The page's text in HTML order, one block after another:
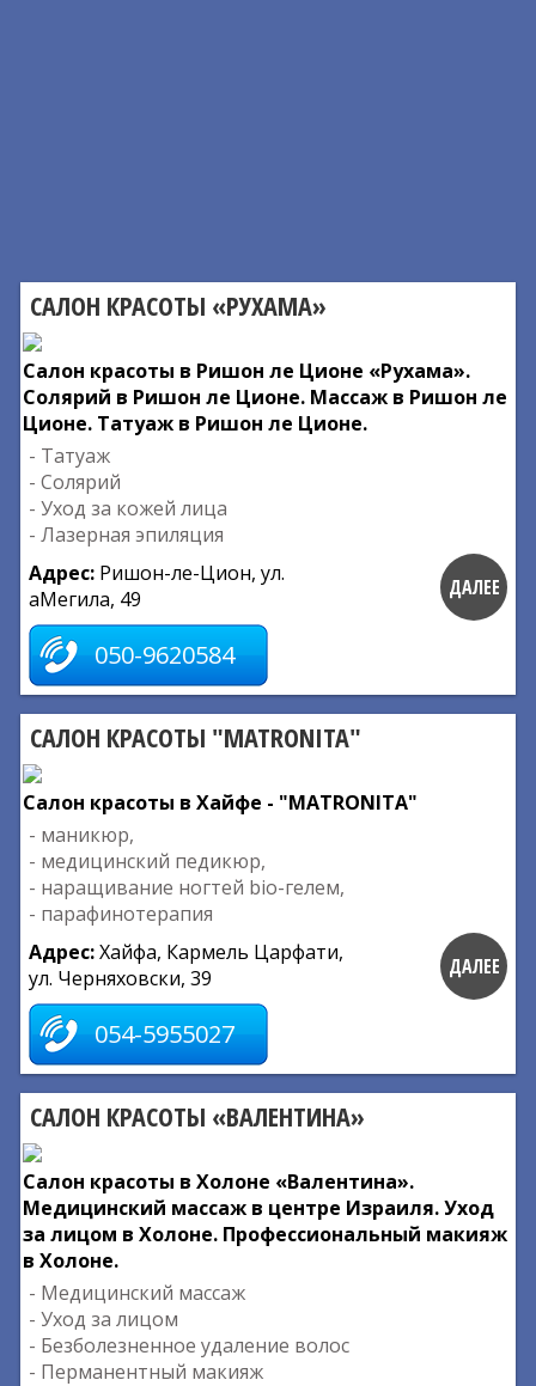
САЛОН КРАСОТЫ «РУХАМА»
Салон красоты в Ришон ле Ционе «Рухама».
Солярий в Ришон ле Ционе. Массаж в Ришон ле
Ционе. Татуаж в Ришон ле Ционе.
- Татуаж
- Солярий
- Уход за кожей лица
- Лазерная эпиляция
Адрес: Ришон-ле-Цион, ул.
аМегила, 49
050-9620584
ДАЛЕЕ
САЛОН КРАСОТЫ "MATRONITA"
Салон красоты в Хайфе - "MATRONITA"
- маникюр,
- медицинский педикюр,
- наращивание ногтей bio-гелем,
- парафинотерапия
Адрес:Хайфа, Кармель Царфати,
ул. Черняховски, 39
054-5955027
ДАЛЕЕ
САЛОН КРАСОТЫ «ВАЛЕНТИНА»
Салон красоты в Холоне «Валентина».
Медицинский массаж в центре Израиля. Уход
за лицом в Холоне. Профессиональный макияж
в Холоне.
- Медицинский массаж
- Уход за лицом
- Безболезненное удаление волос
- Перманентный макияж